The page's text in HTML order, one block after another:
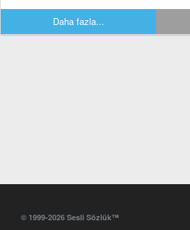
Daha fazla...
© 1999-2026 Sesli Sözlük™